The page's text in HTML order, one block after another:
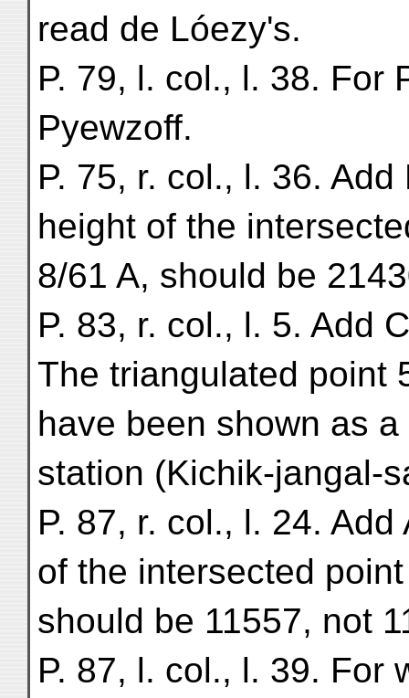
read de Lóezy's.
P. 79, l. col., l. 38. For
Pyewzoff.
P. 75, r. col., l. 36. Add
height of the
8/61 A, should be
P. 83, r. col., l. 5. Add
The triangulated point
have been shown as
station (Kichik-jangal-
P. 87, r. col., l. 24.
of the intersected
should be 11557, not
P. 87, l. col., l. 39. For